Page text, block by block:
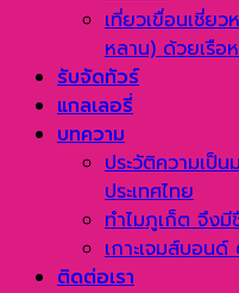
เที่ยวเขื่อนเชี่ย
หลาน) ด้วยเรือ
รับจัดทัวร์
แกลเลอรี่
บทความ
ประวัติความเป็
ประเทศไทย
ทำไมภูเก็ต จึงมี
เกาะเจมส์บอน
ติดต่อเรา